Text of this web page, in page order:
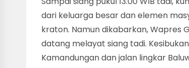
dari keluarga besar dan elemen
kraton. Namun dikabarkan, Wapres
datang melayat siang tadi.
Kamandungan dan jalan lingkar